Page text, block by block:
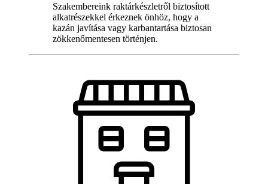
Szakembereink raktárkészletről biztosított
alkatrészekkel érkeznek önhöz, hogy a
kazán javítása vagy karbantartása biztosan
zökkenőmentesen történjen.